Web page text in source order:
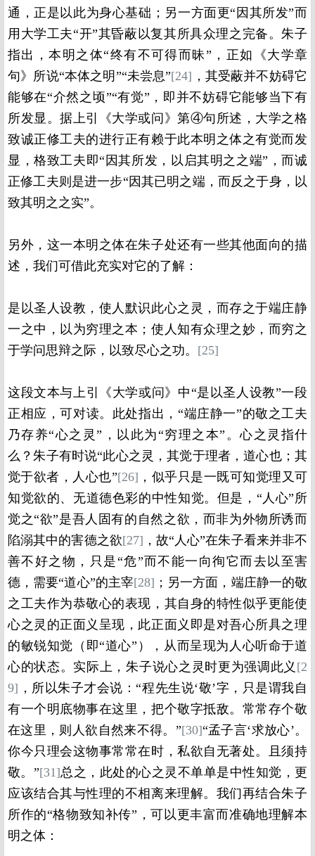
通，正是以此为身心基础；另一方面更“因其所发”而
用大学工夫“开”其昏蔽以复其所具众理之完备。朱子
指出，本明之体“终有不可得而昧”，正如《大学章
句》所说“本体之明”“未尝息”[24] ，其受蔽并不妨碍它
能够在“介然之顷”“有觉”，即并不妨碍它能够当下有
所发显。据上引《大学或问》第④句所述，大学之格
致诚正修工夫的进行正有赖于此本明之体之有觉而发
显，格致工夫即“因其所发，以启其明之之端”，而诚
正修工夫则是进一步“因其已明之端，而反之于身，以
致其明之之实”。
另外，这一本明之体在朱子处还有一些其他面向的描
述，我们可借此充实对它的了解：
是以圣人设教，使人默识此心之灵，而存之于端庄静
一之中，以为穷理之本；使人知有众理之妙，而穷之
于学问思辩之际，以致尽心之功。 [25]
这段文本与上引《大学或问》中“是以圣人设教”一段
正相应，可对读。此处指出，“端庄静一”的敬之工夫
乃存养“心之灵”，以此为“穷理之本”。心之灵指什
么？朱子有时说“此心之灵，其觉于理者，道心也；其
觉于欲者，人心也”[26] ，似乎只是一既可知觉理又可
知觉欲的、无道德色彩的中性知觉。但是，“人心”所
觉之“欲”是吾人固有的自然之欲，而非为外物所诱而
陷溺其中的害德之欲[27] ，故“人心”在朱子看来并非不
善不好之物，只是“危”而不能一向徇它而去以至害
德，需要“道心”的主宰[28] ；另一方面，端庄静一的敬
之工夫作为恭敬心的表现，其自身的特性似乎更能使
心之灵的正面义呈现，此正面义即是对吾心所具之理
的敏锐知觉（即“道心”），从而呈现为人心听命于道
心的状态。实际上，朱子说心之灵时更为强调此义 [2
9] ，所以朱子才会说：“程先生说‘敬’字，只是谓我自
有一个明底物事在这里，把个敬字抵敌。常常存个敬
在这里，则人欲自然来不得。”[30]“孟子言‘求放心’。
你今只理会这物事常常在时，私欲自无著处。且须持
敬。”[31]总之，此处的心之灵不单单是中性知觉，更
应该结合其与性理的不相离来理解。我们再结合朱子
所作的“格物致知补传”，可以更丰富而准确地理解本
明之体：